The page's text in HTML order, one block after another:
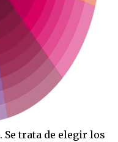
. Se trata de elegir los